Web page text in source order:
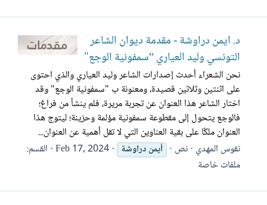
د. أيمن دراوشة - مقدمة ديوان الشاعر
التونسي وليد العياري “سمفونية الوجع"
نحن الشعراء أحدث إصدارات الشاعر وليد العياري والذي احتوى
على اثنتين وثلاثين قصيدة، ومعنونة ب "سمفونية الوجع" وقد
اختار الشاعر هذا العنوان عن تجربة مريرة، فلم ينشأ من فراغ؛
فالوجع يتحول إلى مقطوعة سمفونية مؤلمة وحزينة؛ ليتوج هذا
العنوان ملكًا على بقية العناوين التي لا تقل أهمية عن العنوان...
نقوس المهدي نص أيمندراوشة Feb 17, 2024 القسم:
ملفات خاصة